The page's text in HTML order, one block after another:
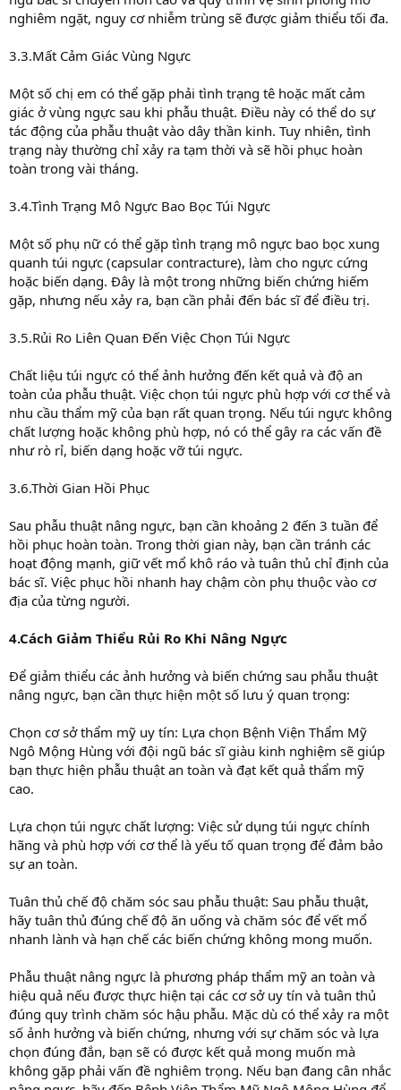
nghiêm ngặt, nguy cơ nhiễm trùng sẽ được giảm thiểu tối đa.
3.3.Mất Cảm Giác Vùng Ngực
Một số chị em có thể gặp phải tình trạng tê hoặc mất cảm
giác ở vùng ngực sau khi phẫu thuật. Điều này có thể do sự
tác động của phẫu thuật vào dây thần kinh. Tuy nhiên, tình
trạng này thường chỉ xảy ra tạm thời và sẽ hồi phục hoàn
toàn trong vài tháng.
3.4.Tình Trạng Mô Ngực Bao Bọc Túi Ngực
Một số phụ nữ có thể gặp tình trạng mô ngực bao bọc xung
quanh túi ngực (capsular contracture), làm cho ngực cứng
hoặc biến dạng. Đây là một trong những biến chứng hiếm
gặp, nhưng nếu xảy ra, bạn cần phải đến bác sĩ để điều trị.
3.5.Rủi Ro Liên Quan Đến Việc Chọn Túi Ngực
Chất liệu túi ngực có thể ảnh hưởng đến kết quả và độ an
toàn của phẫu thuật. Việc chọn túi ngực phù hợp với cơ thể và
nhu cầu thẩm mỹ của bạn rất quan trọng. Nếu túi ngực không
chất lượng hoặc không phù hợp, nó có thể gây ra các vấn đề
như rò rỉ, biến dạng hoặc vỡ túi ngực.
3.6.Thời Gian Hồi Phục
Sau phẫu thuật nâng ngực, bạn cần khoảng 2 đến 3 tuần để
hồi phục hoàn toàn. Trong thời gian này, bạn cần tránh các
hoạt động mạnh, giữ vết mổ khô ráo và tuân thủ chỉ định của
bác sĩ. Việc phục hồi nhanh hay chậm còn phụ thuộc vào cơ
địa của từng người.
4.Cách Giảm Thiểu Rủi Ro Khi Nâng Ngực
Để giảm thiểu các ảnh hưởng và biến chứng sau phẫu thuật
nâng ngực, bạn cần thực hiện một số lưu ý quan trọng:
Chọn cơ sở thẩm mỹ uy tín: Lựa chọn Bệnh Viện Thẩm Mỹ
Ngô Mộng Hùng với đội ngũ bác sĩ giàu kinh nghiệm sẽ giúp
bạn thực hiện phẫu thuật an toàn và đạt kết quả thẩm mỹ
cao.
Lựa chọn túi ngực chất lượng: Việc sử dụng túi ngực chính
hãng và phù hợp với cơ thể là yếu tố quan trọng để đảm bảo
sự an toàn.
Tuân thủ chế độ chăm sóc sau phẫu thuật: Sau phẫu thuật,
hãy tuân thủ đúng chế độ ăn uống và chăm sóc để vết mổ
nhanh lành và hạn chế các biến chứng không mong muốn.
Phẫu thuật nâng ngực là phương pháp thẩm mỹ an toàn và
hiệu quả nếu được thực hiện tại các cơ sở uy tín và tuân thủ
đúng quy trình chăm sóc hậu phẫu. Mặc dù có thể xảy ra một
số ảnh hưởng và biến chứng, nhưng với sự chăm sóc và lựa
chọn đúng đắn, bạn sẽ có được kết quả mong muốn mà
không gặp phải vấn đề nghiêm trọng. Nếu bạn đang cân nhắc